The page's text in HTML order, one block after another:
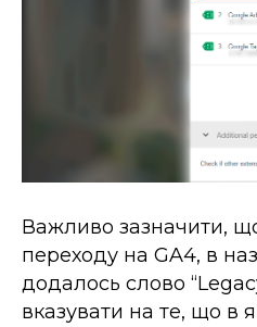
Важливо зазначити,
переходу на GA4, в
додалось слово
вказувати на те, що в